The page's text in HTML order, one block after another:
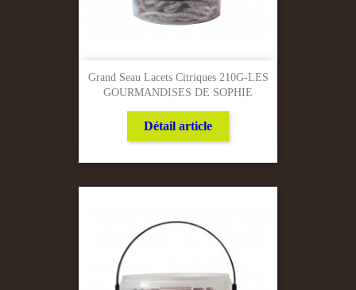
Grand Seau Lacets Citriques 210G-LES
GOURMANDISES DE SOPHIE
Détail article